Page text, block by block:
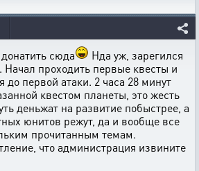
сюда
Нда уж, зарегился
Начал проходить первые квесты и
до первой атаки. 2 часа 28 минут
квестом планеты, это жесть
деньжат на развитие побыстрее, а
юнитов режут, да и вообще все
прочитанным темам.
что администрация извините